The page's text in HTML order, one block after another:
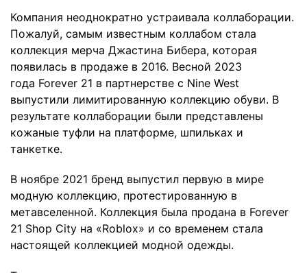
Компания неоднократно устраивала коллаборации.
Пожалуй, самым известным коллабом стала
коллекция мерча Джастина Бибера, которая
появилась в продаже в 2016. Весной 2023
года Forever 21 в партнерстве с Nine West
выпустили лимитированную коллекцию обуви. В
результате коллаборации были представлены
кожаные туфли на платформе, шпильках и
танкетке.
В ноябре 2021 бренд выпустил первую в мире
модную коллекцию, протестированную в
метавселенной. Коллекция была продана в Forever
21 Shop City на «Roblox» и со временем стала
настоящей коллекцией модной одежды.